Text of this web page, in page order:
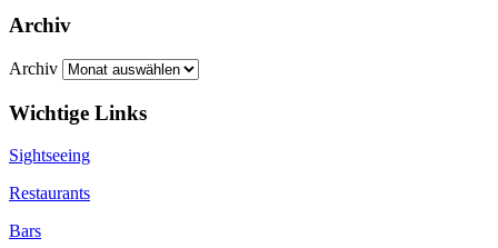
Archiv
Archiv
Wichtige Links
Sightseeing
Restaurants
Bars